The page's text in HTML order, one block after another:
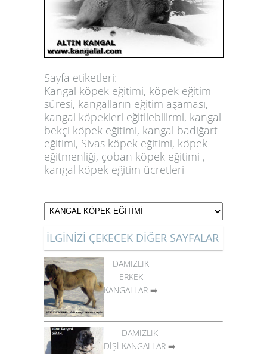
Sayfa etiketleri:
Kangal köpek eğitimi, köpek eğitim
süresi, kangalların eğitim aşaması,
kangal köpekleri eğitilebilirmi, kangal
bekçi köpek eğitimi, kangal badiğart
eğitimi, Sivas köpek eğitimi, köpek
eğitmenliği, çoban köpek eğitimi ,
kangal köpek eğitim ücretleri
İLGİNİZİ ÇEKECEK DİĞER SAYFALAR
DAMIZLIK
ERKEK
KANGALLAR ➡️
DAMIZLIK
DİŞİ KANGALLAR ➡️